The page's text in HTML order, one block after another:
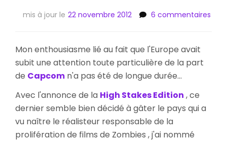
mis à jour le 22 novembre 2012 6 commentaires
Mon enthousiasme lié au fait que l'Europe avait
subit une attention toute particulière de la part
de Capcom n'a pas été de longue durée...
Avec l'annonce de la High Stakes Edition , ce
dernier semble bien décidé à gâter le pays qui a
vu naître le réalisteur responsable de la
prolifération de films de Zombies , j'ai nommé